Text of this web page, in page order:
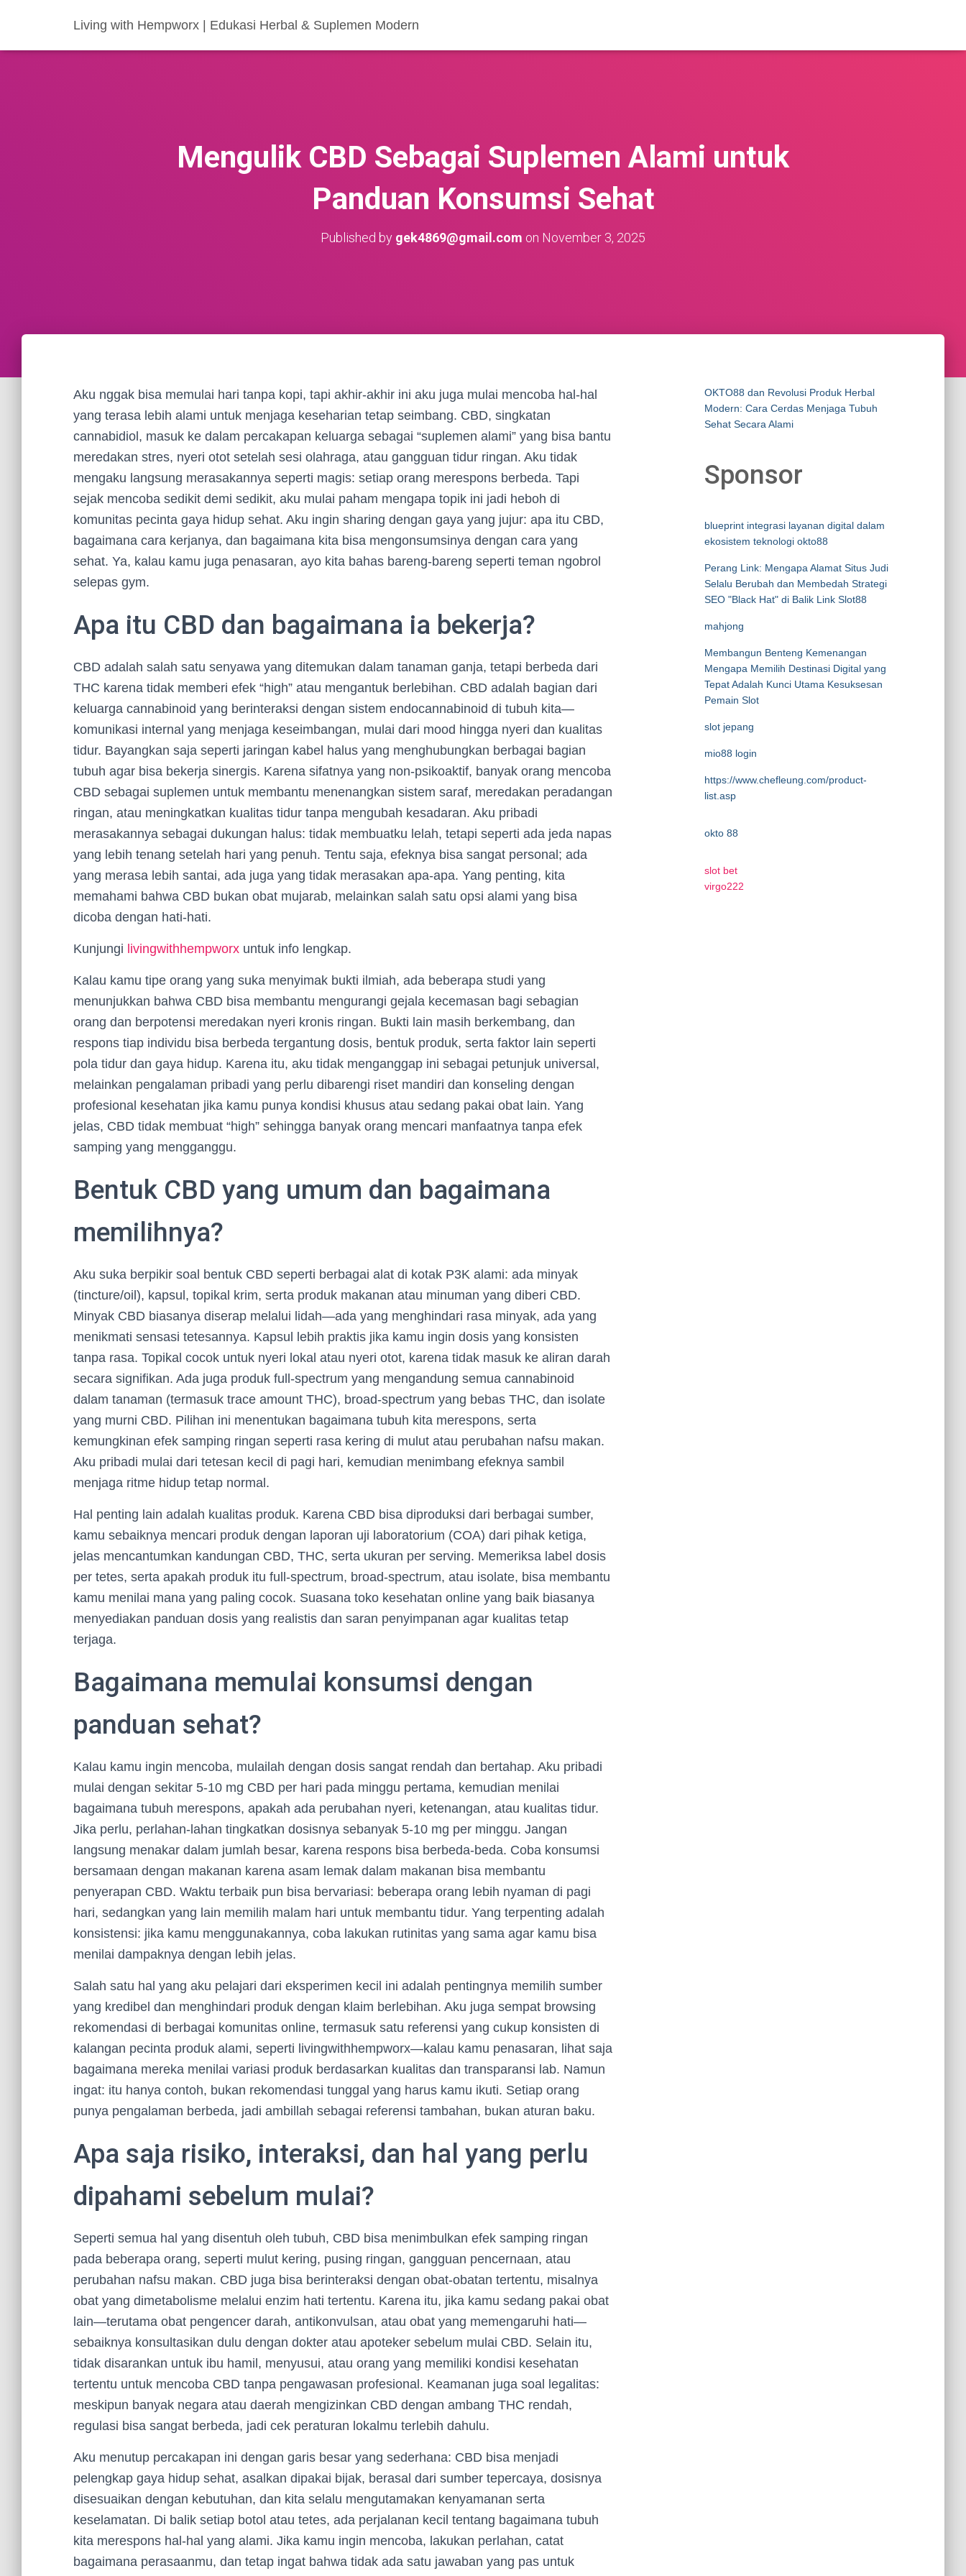
Living with Hempworx | Edukasi Herbal & Suplemen Modern
Mengulik CBD Sebagai Suplemen Alami untuk
Panduan Konsumsi Sehat
Published by gek4869@gmail.com on November 3, 2025
Aku nggak bisa memulai hari tanpa kopi, tapi akhir-akhir ini aku juga mulai mencoba hal-hal
yang terasa lebih alami untuk menjaga keseharian tetap seimbang. CBD, singkatan
cannabidiol, masuk ke dalam percakapan keluarga sebagai “suplemen alami” yang bisa bantu
meredakan stres, nyeri otot setelah sesi olahraga, atau gangguan tidur ringan. Aku tidak
mengaku langsung merasakannya seperti magis: setiap orang merespons berbeda. Tapi
sejak mencoba sedikit demi sedikit, aku mulai paham mengapa topik ini jadi heboh di
komunitas pecinta gaya hidup sehat. Aku ingin sharing dengan gaya yang jujur: apa itu CBD,
bagaimana cara kerjanya, dan bagaimana kita bisa mengonsumsinya dengan cara yang
sehat. Ya, kalau kamu juga penasaran, ayo kita bahas bareng-bareng seperti teman ngobrol
selepas gym.
Apa itu CBD dan bagaimana ia bekerja?
CBD adalah salah satu senyawa yang ditemukan dalam tanaman ganja, tetapi berbeda dari
THC karena tidak memberi efek “high” atau mengantuk berlebihan. CBD adalah bagian dari
keluarga cannabinoid yang berinteraksi dengan sistem endocannabinoid di tubuh kita—
komunikasi internal yang menjaga keseimbangan, mulai dari mood hingga nyeri dan kualitas
tidur. Bayangkan saja seperti jaringan kabel halus yang menghubungkan berbagai bagian
tubuh agar bisa bekerja sinergis. Karena sifatnya yang non-psikoaktif, banyak orang mencoba
CBD sebagai suplemen untuk membantu menenangkan sistem saraf, meredakan peradangan
ringan, atau meningkatkan kualitas tidur tanpa mengubah kesadaran. Aku pribadi
merasakannya sebagai dukungan halus: tidak membuatku lelah, tetapi seperti ada jeda napas
yang lebih tenang setelah hari yang penuh. Tentu saja, efeknya bisa sangat personal; ada
yang merasa lebih santai, ada juga yang tidak merasakan apa-apa. Yang penting, kita
memahami bahwa CBD bukan obat mujarab, melainkan salah satu opsi alami yang bisa
dicoba dengan hati-hati.
Kunjungi livingwithhempworx untuk info lengkap.
Kalau kamu tipe orang yang suka menyimak bukti ilmiah, ada beberapa studi yang
menunjukkan bahwa CBD bisa membantu mengurangi gejala kecemasan bagi sebagian
orang dan berpotensi meredakan nyeri kronis ringan. Bukti lain masih berkembang, dan
respons tiap individu bisa berbeda tergantung dosis, bentuk produk, serta faktor lain seperti
pola tidur dan gaya hidup. Karena itu, aku tidak menganggap ini sebagai petunjuk universal,
melainkan pengalaman pribadi yang perlu dibarengi riset mandiri dan konseling dengan
profesional kesehatan jika kamu punya kondisi khusus atau sedang pakai obat lain. Yang
jelas, CBD tidak membuat “high” sehingga banyak orang mencari manfaatnya tanpa efek
samping yang mengganggu.
Bentuk CBD yang umum dan bagaimana
memilihnya?
Aku suka berpikir soal bentuk CBD seperti berbagai alat di kotak P3K alami: ada minyak
(tincture/oil), kapsul, topikal krim, serta produk makanan atau minuman yang diberi CBD.
Minyak CBD biasanya diserap melalui lidah—ada yang menghindari rasa minyak, ada yang
menikmati sensasi tetesannya. Kapsul lebih praktis jika kamu ingin dosis yang konsisten
tanpa rasa. Topikal cocok untuk nyeri lokal atau nyeri otot, karena tidak masuk ke aliran darah
secara signifikan. Ada juga produk full-spectrum yang mengandung semua cannabinoid
dalam tanaman (termasuk trace amount THC), broad-spectrum yang bebas THC, dan isolate
yang murni CBD. Pilihan ini menentukan bagaimana tubuh kita merespons, serta
kemungkinan efek samping ringan seperti rasa kering di mulut atau perubahan nafsu makan.
Aku pribadi mulai dari tetesan kecil di pagi hari, kemudian menimbang efeknya sambil
menjaga ritme hidup tetap normal.
Hal penting lain adalah kualitas produk. Karena CBD bisa diproduksi dari berbagai sumber,
kamu sebaiknya mencari produk dengan laporan uji laboratorium (COA) dari pihak ketiga,
jelas mencantumkan kandungan CBD, THC, serta ukuran per serving. Memeriksa label dosis
per tetes, serta apakah produk itu full-spectrum, broad-spectrum, atau isolate, bisa membantu
kamu menilai mana yang paling cocok. Suasana toko kesehatan online yang baik biasanya
menyediakan panduan dosis yang realistis dan saran penyimpanan agar kualitas tetap
terjaga.
Bagaimana memulai konsumsi dengan
panduan sehat?
Kalau kamu ingin mencoba, mulailah dengan dosis sangat rendah dan bertahap. Aku pribadi
mulai dengan sekitar 5-10 mg CBD per hari pada minggu pertama, kemudian menilai
bagaimana tubuh merespons, apakah ada perubahan nyeri, ketenangan, atau kualitas tidur.
Jika perlu, perlahan-lahan tingkatkan dosisnya sebanyak 5-10 mg per minggu. Jangan
langsung menakar dalam jumlah besar, karena respons bisa berbeda-beda. Coba konsumsi
bersamaan dengan makanan karena asam lemak dalam makanan bisa membantu
penyerapan CBD. Waktu terbaik pun bisa bervariasi: beberapa orang lebih nyaman di pagi
hari, sedangkan yang lain memilih malam hari untuk membantu tidur. Yang terpenting adalah
konsistensi: jika kamu menggunakannya, coba lakukan rutinitas yang sama agar kamu bisa
menilai dampaknya dengan lebih jelas.
Salah satu hal yang aku pelajari dari eksperimen kecil ini adalah pentingnya memilih sumber
yang kredibel dan menghindari produk dengan klaim berlebihan. Aku juga sempat browsing
rekomendasi di berbagai komunitas online, termasuk satu referensi yang cukup konsisten di
kalangan pecinta produk alami, seperti livingwithhempworx—kalau kamu penasaran, lihat saja
bagaimana mereka menilai variasi produk berdasarkan kualitas dan transparansi lab. Namun
ingat: itu hanya contoh, bukan rekomendasi tunggal yang harus kamu ikuti. Setiap orang
punya pengalaman berbeda, jadi ambillah sebagai referensi tambahan, bukan aturan baku.
Apa saja risiko, interaksi, dan hal yang perlu
dipahami sebelum mulai?
Seperti semua hal yang disentuh oleh tubuh, CBD bisa menimbulkan efek samping ringan
pada beberapa orang, seperti mulut kering, pusing ringan, gangguan pencernaan, atau
perubahan nafsu makan. CBD juga bisa berinteraksi dengan obat-obatan tertentu, misalnya
obat yang dimetabolisme melalui enzim hati tertentu. Karena itu, jika kamu sedang pakai obat
lain—terutama obat pengencer darah, antikonvulsan, atau obat yang memengaruhi hati—
sebaiknya konsultasikan dulu dengan dokter atau apoteker sebelum mulai CBD. Selain itu,
tidak disarankan untuk ibu hamil, menyusui, atau orang yang memiliki kondisi kesehatan
tertentu untuk mencoba CBD tanpa pengawasan profesional. Keamanan juga soal legalitas:
meskipun banyak negara atau daerah mengizinkan CBD dengan ambang THC rendah,
regulasi bisa sangat berbeda, jadi cek peraturan lokalmu terlebih dahulu.
Aku menutup percakapan ini dengan garis besar yang sederhana: CBD bisa menjadi
pelengkap gaya hidup sehat, asalkan dipakai bijak, berasal dari sumber tepercaya, dosisnya
disesuaikan dengan kebutuhan, dan kita selalu mengutamakan kenyamanan serta
keselamatan. Di balik setiap botol atau tetes, ada perjalanan kecil tentang bagaimana tubuh
kita merespons hal-hal yang alami. Jika kamu ingin mencoba, lakukan perlahan, catat
bagaimana perasaanmu, dan tetap ingat bahwa tidak ada satu jawaban yang pas untuk
OKTO88 dan Revolusi Produk Herbal
Modern: Cara Cerdas Menjaga Tubuh
Sehat Secara Alami
Sponsor
blueprint integrasi layanan digital dalam
ekosistem teknologi okto88
Perang Link: Mengapa Alamat Situs Judi
Selalu Berubah dan Membedah Strategi
SEO "Black Hat" di Balik Link Slot88
mahjong
Membangun Benteng Kemenangan
Mengapa Memilih Destinasi Digital yang
Tepat Adalah Kunci Utama Kesuksesan
Pemain Slot
slot jepang
mio88 login
https://www.chefleung.com/product-
list.asp
okto 88
slot bet
virgo222